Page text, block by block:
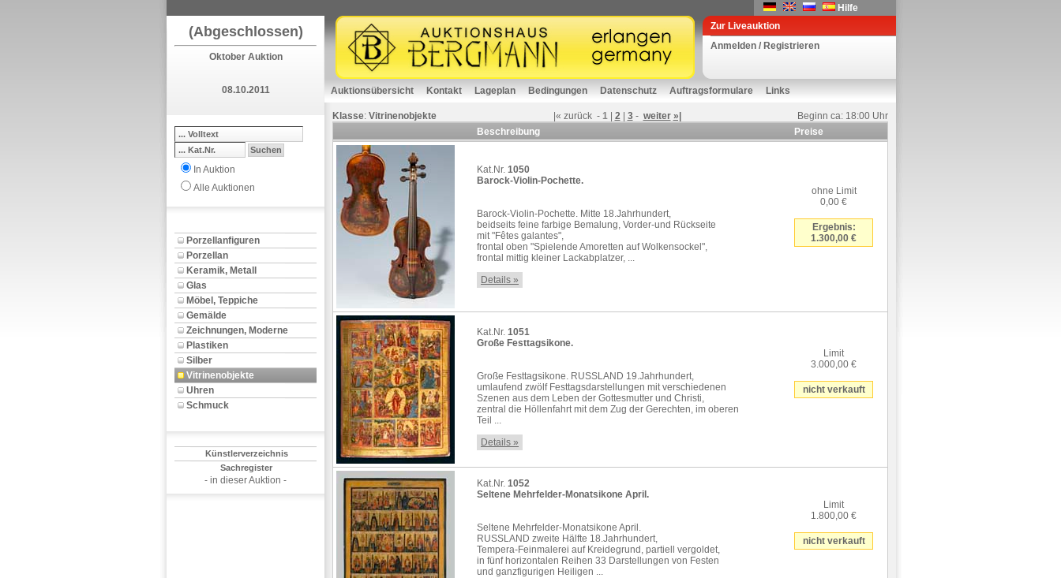
Hilfe
(Abgeschlossen)
Oktober Auktion
08.10.2011
In Auktion
Alle Auktionen
Porzellanfiguren
Porzellan
Keramik, Metall
Glas
Möbel, Teppiche
Gemälde
Zeichnungen, Moderne
Plastiken
Silber
Vitrinenobjekte
Uhren
Schmuck
Künstlerverzeichnis
Sachregister
- in dieser Auktion -
Zur Liveauktion
Anmelden / Registrieren
Auktionsübersicht Kontakt Lageplan Bedingungen Datenschutz Auftragsformulare Links
Klasse: Vitrinenobjekte Beginn ca: 18:00 Uhr
|« zurück- 1| 2| 3- weiter »|
Beschreibung
Preise
Kat.Nr. 1050
Barock-Violin-Pochette.
Barock-Violin-Pochette. Mitte 18.Jahrhundert,
beidseits feine farbige Bemalung, Vorder-und Rückseite
mit "Fêtes galantes",
frontal oben "Spielende Amoretten auf Wolkensockel",
frontal mittig kleiner Lackabplatzer, ...
Details »
ohne Limit
0,00 €
Ergebnis:
1.300,00 €
Kat.Nr. 1051
Große Festtagsikone.
Große Festtagsikone. RUSSLAND 19.Jahrhundert,
umlaufend zwölf Festtagsdarstellungen mit verschiedenen
Szenen aus dem Leben der Gottesmutter und Christi,
zentral die Höllenfahrt mit dem Zug der Gerechten, im oberen
Teil ...
Details »
Limit
3.000,00 €
nicht verkauft
Kat.Nr. 1052
Seltene Mehrfelder-Monatsikone April.
Seltene Mehrfelder-Monatsikone April.
RUSSLAND zweite Hälfte 18.Jahrhundert,
Tempera-Feinmalerei auf Kreidegrund, partiell vergoldet,
in fünf horizontalen Reihen 33 Darstellungen von Festen
und ganzfigurigen Heiligen ...
Limit
1.800,00 €
nicht verkauft